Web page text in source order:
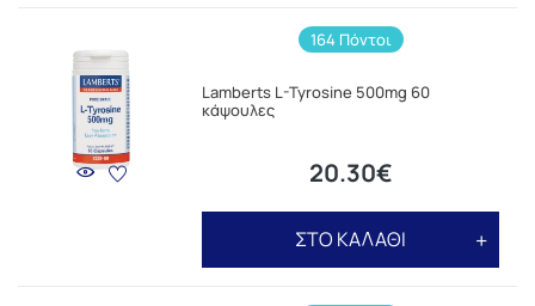
164 Πόντοι
Lamberts L-Tyrosine 500mg 60
κάψουλες
20.30€
ΣΤΟ ΚΑΛΑΘΙ